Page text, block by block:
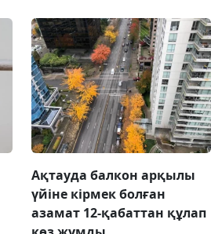
Ақтауда балкон арқылы
үйіне кірмек болған
азамат 12-қабаттан құлап